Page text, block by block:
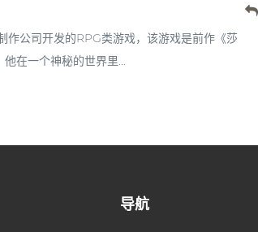
作公司开发的RPG类游戏，该游戏是前作《莎
在一个神秘的世界里...
导航